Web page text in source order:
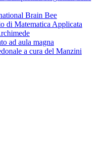
Brain Bee
di Matematica Applicata
ad aula magna
a cura del Manzini